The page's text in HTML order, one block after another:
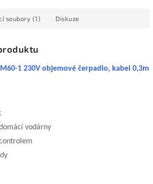
soubory (1) Diskuze
1 230V objemové čerpadlo, kabel 0,3m
vodárny